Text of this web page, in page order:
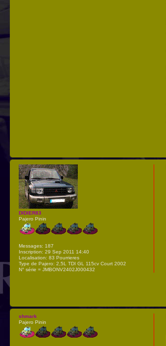
DIDIER83
Pajero Pinin
Messages: 187
Inscription: 29 Sep 2011 14:40
Localisation: 83 Pourrieres
Type de Pajero: 2,5L TDI GL 115cv Court 2002
N° série = JMBONV2402J000432
shmark
Pajero Pinin